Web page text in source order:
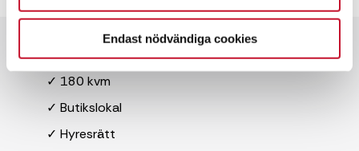
Endast nödvändiga cookies
Snabbfakta
✓ 180 kvm
✓ Butikslokal
✓ Hyresrätt